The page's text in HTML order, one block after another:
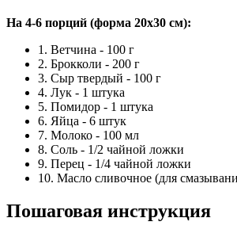
На 4-6 порций (форма 20x30 см):
1. Ветчина - 100 г
2. Брокколи - 200 г
3. Сыр твердый - 100 г
4. Лук - 1 штука
5. Помидор - 1 штука
6. Яйца - 6 штук
7. Молоко - 100 мл
8. Соль - 1/2 чайной ложки
9. Перец - 1/4 чайной ложки
10. Масло сливочное (для
Пошаговая инструкция